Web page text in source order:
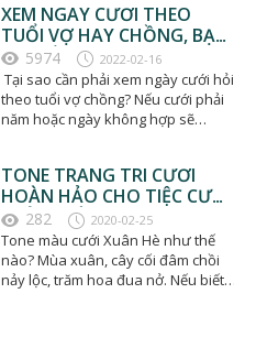
XEM NGÀY CƯỚI THEO
TUỔI VỢ HAY CHỒNG, BẠN
ĐÃ BIẾT CHƯA?
5974 2022-02-16
Tại sao cần phải xem ngày cưới hỏi
theo tuổi vợ chồng? Nếu cưới phải
năm hoặc ngày không hợp sẽ
TONE TRANG TRÍ CƯỚI
HOÀN HẢO CHO TIỆC CƯỚI
XUÂN - HÈ 2020
282 2020-02-25
Tone màu cưới Xuân Hè như thế
nào? Mùa xuân, cây cối đâm chồi
nảy lộc, trăm hoa đua nở. Nếu biết